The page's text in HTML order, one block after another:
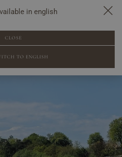
POPUP-BUCHUNG
in english
CLOSE
TO ENGLISH